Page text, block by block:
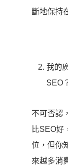
斷地保持
我的
SEO
不可否認
比SEO好
位，但你
來越多消